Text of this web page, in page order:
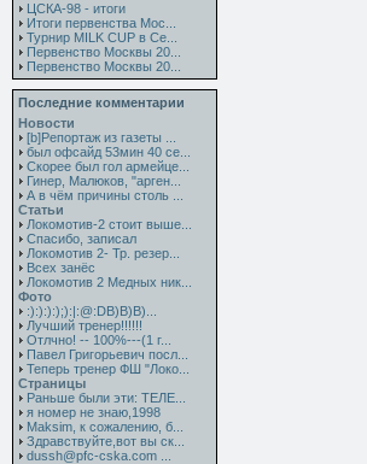
ЦСКА-98 - итоги
Итоги первенства Мос...
Турнир MILK CUP в Се...
Первенство Москвы 20...
Первенство Москвы 20...
Последние комментарии
Новости
[b]Репортаж из газеты ...
был офсайд 53мин 40 се...
Скорее был гол армейце...
Гинер, Малюков, "арген...
А в чём причины столь ...
Статьи
Локомотив-2 стоит выше...
Спасибо, записал
Локомотив 2- Тр. резер...
Всех занёс
Локомотив 2 Медных ник...
Фото
:):):):);):|:@:DB)B)B)...
Лучший тренер!!!!!!
Отлчно! -- 100%---(1 г...
Павел Григорьевич посл...
Теперь тренер ФШ "Локо...
Страницы
Раньше были эти: ТЕЛЕ...
я номер не знаю,1998
Maksim, к сожалению, б...
Здравствуйте,вот вы ск...
dussh@pfc-cska.com ...